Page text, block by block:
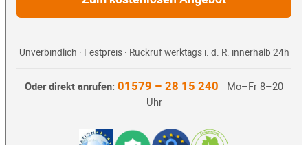
Unverbindlich · Festpreis · Rückruf werktags i. d. R. innerhalb 24h
Oder direkt anrufen: 01579 – 28 15 240 · Mo–Fr 8–20
Uhr